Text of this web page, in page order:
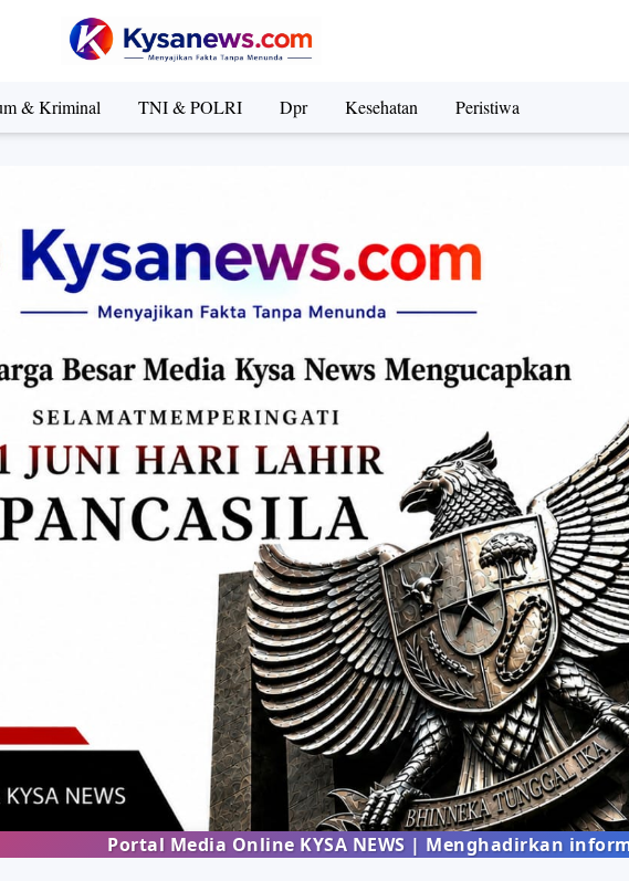
& Kriminal TNI & POLRI Dpr Kesehatan Peristiwa
Portal Media Online KYSA NEWS | Menghadirkan informasi